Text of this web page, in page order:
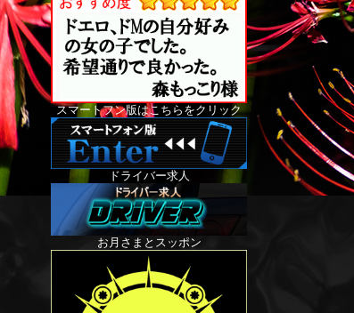
スマートフン版はこちらをクリック
ドライバー求人
お月さまとスッポン